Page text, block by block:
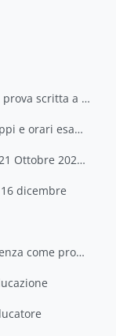
Istruzioni per la prova scritta a distanza
Indicazioni, gruppi e orari esame 21 ottobre
risultati esame 21 Ottobre 2022 ALL
dicembre
L'unità della scienza come problema sociale